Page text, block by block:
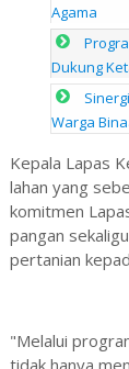
Agama
Dukung
Warga
Kepala Lapas
lahan yang
komitmen
pangan
pertanian
"Melalui
tidak hanya